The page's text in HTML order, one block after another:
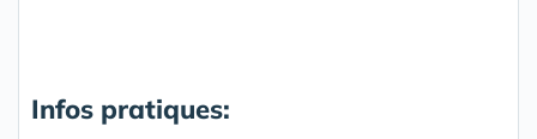
Infos pratiques: